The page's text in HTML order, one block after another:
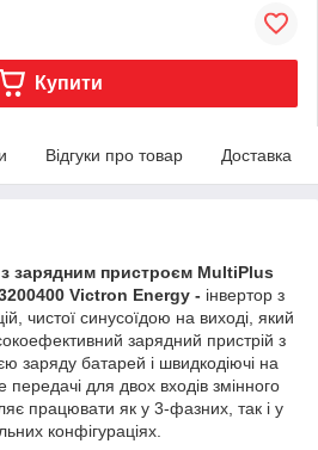
Купити
Відгуки про товар Доставка
з зарядним пристроєм MultiPlus
Victron Energy - інвертор з
чистої синусоїдою на виході, який
зарядний пристрій з
заряду батарей і швидкодіючі на
для двох входів змінного
працювати як у 3-фазних, так і у
конфігураціях.